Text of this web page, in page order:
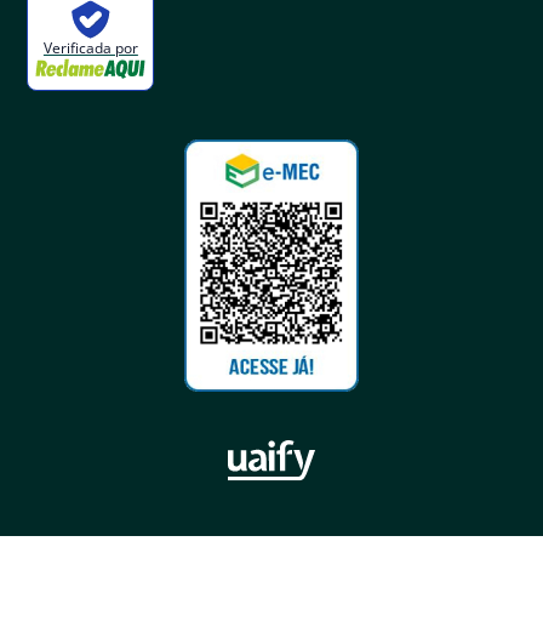
Verificada por